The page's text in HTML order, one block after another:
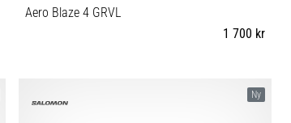
Aero Blaze 4 GRVL
1 700 kr
Ny